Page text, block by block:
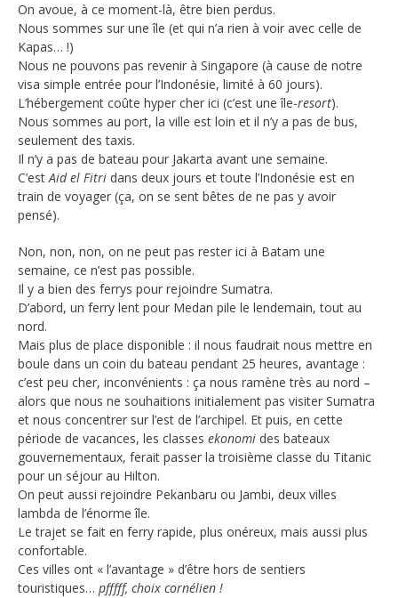
On avoue, à ce moment-là, être bien perdus.
Nous sommes sur une île (et qui n’a rien à voir avec celle de
Kapas… !)
Nous ne pouvons pas revenir à Singapore (à cause de notre
visa simple entrée pour l’Indonésie, limité à 60 jours).
L’hébergement coûte hyper cher ici (c’est une île-resort).
Nous sommes au port, la ville est loin et il n’y a pas de bus,
seulement des taxis.
Il n’y a pas de bateau pour Jakarta avant une semaine.
C’estAid el Fitri dans deux jours et toute l’Indonésie est en
train de voyager (ça, on se sent bêtes de ne pas y avoir
pensé).
Non, non, non, on ne peut pas rester ici à Batam une
semaine, ce n’est pas possible.
Il y a bien des ferrys pour rejoindre Sumatra.
D’abord, un ferry lent pour Medan pile le lendemain, tout au
nord.
Mais plus de place disponible : il nous faudrait nous mettre en
boule dans un coin du bateau pendant 25 heures, avantage :
c’est peu cher, inconvénients : ça nous ramène très au nord –
alors que nous ne souhaitions initialement pas visiter Sumatra
et nous concentrer sur l’est de l’archipel. Et puis, en cette
période de vacances, les classes ekonomi des bateaux
gouvernementaux, ferait passer la troisième classe du Titanic
pour un séjour au Hilton.
On peut aussi rejoindre Pekanbaru ou Jambi, deux villes
lambda de l’énorme île.
Le trajet se fait en ferry rapide, plus onéreux, mais aussi plus
confortable.
Ces villes ont « l’avantage » d’être hors de sentiers
touristiques… pfffff, choix cornélien !